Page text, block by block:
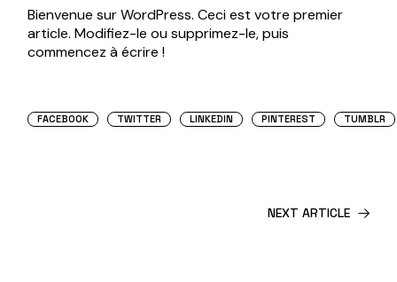
Bienvenue sur WordPress. Ceci est votre premier
article. Modifiez-le ou supprimez-le, puis
commencez à écrire !
FACEBOOK TWITTER LINKEDIN PINTEREST TUMBLR
NEXT ARTICLE